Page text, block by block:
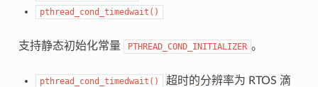
pthread_cond_timedwait()
支持静态初始化常量 PTHREAD_COND_INITIALIZER 。
pthread_cond_timedwait()
超时的分辨率为 RTOS 滴